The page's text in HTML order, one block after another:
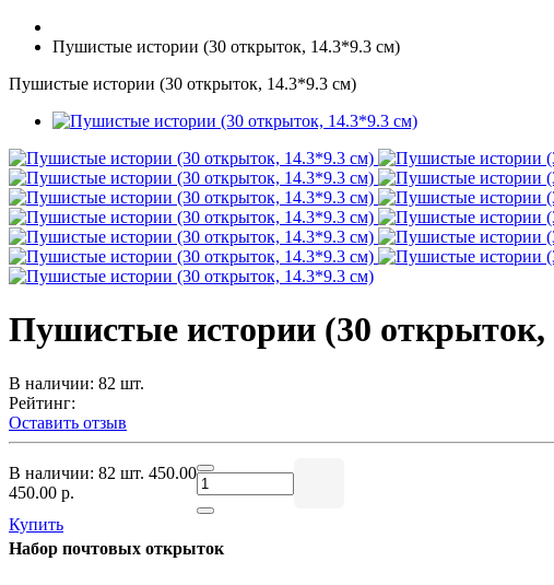
Пушистые истории (30 открыток, 14.3*9.3 см)
Пушистые истории (30 открыток, 14.3*9.3 см)
Пушистые истории (30 открыток,
В наличии: 82 шт.
Рейтинг:
Оставить отзыв
В наличии: 82 шт. 450.00
450.00 р.
Купить
Набор почтовых открыток